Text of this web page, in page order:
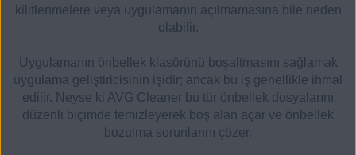
kilitlenmelere veya uygulamanın açılmamasına bile neden
olabilir.
Uygulamanın önbellek klasörünü boşaltmasını sağlamak
uygulama geliştiricisinin işidir; ancak bu iş genellikle ihmal
edilir. Neyse ki AVG Cleaner bu tür önbellek dosyalarını
düzenli biçimde temizleyerek boş alan açar ve önbellek
bozulma sorunlarını çözer.